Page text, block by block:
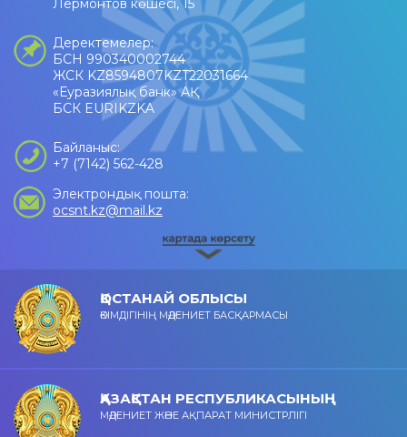
Лермонтов көшесі, 15
Деректемелер:
БСН 990340002744
ЖСК KZ8594807KZT22031664
«Еуразиялық банк» АҚ
БСК EURIKZKA
Байланыс:
+7 (7142) 562-428
Электрондық пошта:
ocsnt.kz@mail.kz
ҚОСТАНАЙ ОБЛЫСЫ
ӘКІМДІГІНІҢ МӘДЕНИЕТ БАСҚАРМАСЫ
ҚАЗАҚСТАН РЕСПУБЛИКАСЫНЫҢ
МӘДЕНИЕТ ЖӘНЕ АҚПАРАТ МИНИСТРЛІГІ